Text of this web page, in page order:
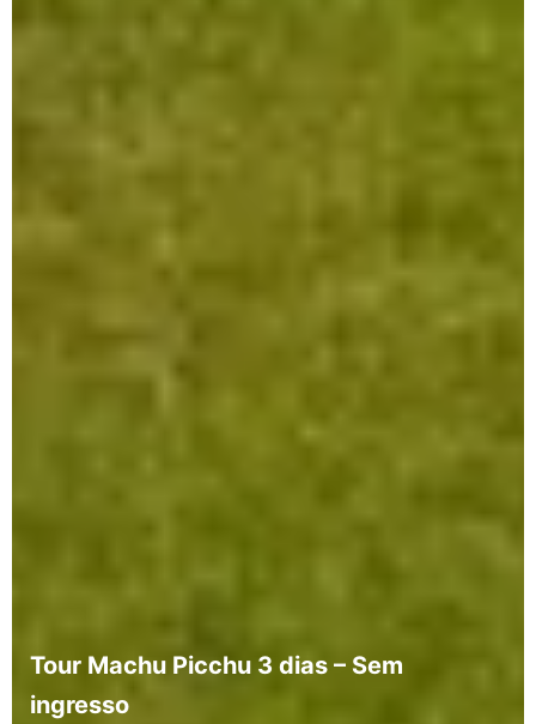
Tour Machu Picchu 3 dias – Sem
ingresso